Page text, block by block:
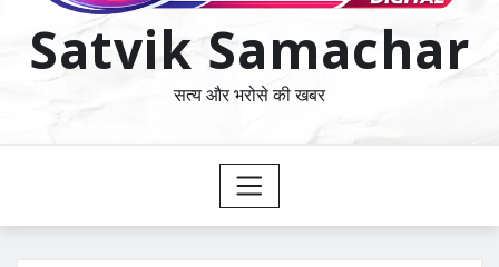
Satvik Samachar
सत्य और भरोसे की खबर